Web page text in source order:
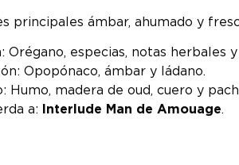
principales ámbar, ahumado y
Orégano, especias, notas herbales
Opopónaco, ámbar y ládano.
Humo, madera de oud, cuero y
a:
Interlude Man de Amouage.